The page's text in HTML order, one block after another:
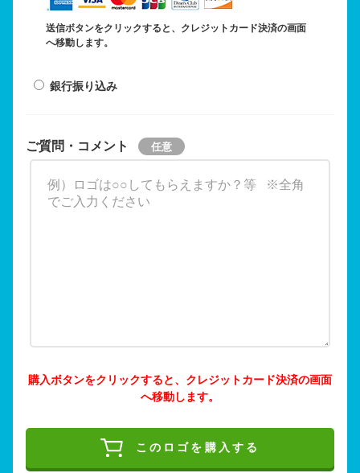
送信ボタンをクリックすると、クレジットカード決済の画面
へ移動します。
銀行振り込み
ご質問・コメント
購入ボタンをクリックすると、クレジットカード決済の画面
へ移動します。
このロゴを購入する